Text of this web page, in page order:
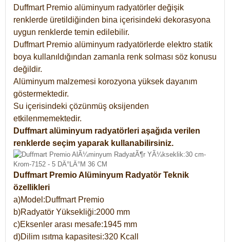
Duffmart Premio alüminyum radyatörler değişik
renklerde üretildiğinden bina içerisindeki dekorasyona
uygun renklerde temin edilebilir.
Duffmart Premio alüminyum radyatörlerde elektro statik
boya kullanıldığından zamanla renk solması söz konusu
değildir.
Alüminyum malzemesi korozyona yüksek dayanım
göstermektedir.
Su içerisindeki çözünmüş oksijenden
etkilenmemektedir.
Duffmart alüminyum radyatörleri aşağıda verilen
renklerde seçim yaparak kullanabilirsiniz.
Duffmart Premio Alüminyum Radyatör Teknik
özellikleri
a)Model:Duffmart Premio
b)Radyatör Yüksekliği:2000 mm
c)Eksenler arası mesafe:1945 mm
d)Dilim ısıtma kapasitesi:320 Kcall